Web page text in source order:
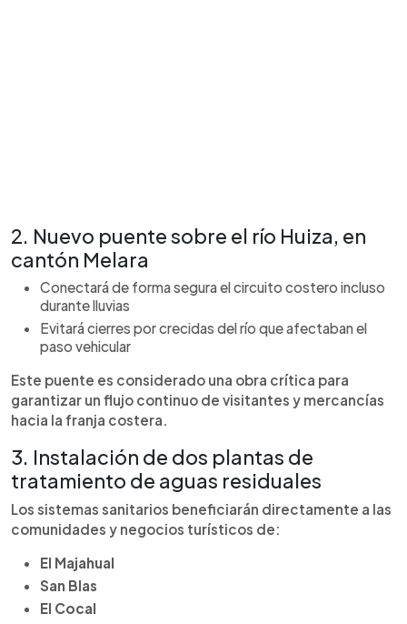
2. Nuevo puente sobre el río Huiza, en
cantón Melara
Conectará de forma segura el circuito costero incluso
durante lluvias
Evitará cierres por crecidas del río que afectaban el
paso vehicular
Este puente es considerado una obra crítica para
garantizar un flujo continuo de visitantes y mercancías
hacia la franja costera.
3. Instalación de dos plantas de
tratamiento de aguas residuales
Los sistemas sanitarios beneficiarán directamente a las
comunidades y negocios turísticos de:
El Majahual
San Blas
El Cocal